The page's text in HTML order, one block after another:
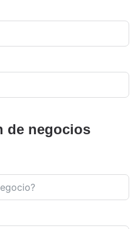
de negocios